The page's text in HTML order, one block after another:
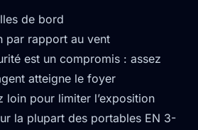
de bord
par rapport au vent
est un compromis : assez
atteigne le foyer
loin pour limiter l’exposition
la plupart des portables EN 3-